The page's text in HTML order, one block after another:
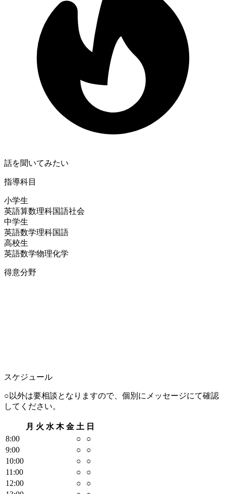
話を聞いてみたい
指導科目
小学生
英語算数理科国語社会
中学生
英語数学理科国語
高校生
英語数学物理化学
得意分野
スケジュール
○以外は要相談となりますので、個別にメッセージにて確認
してください。
月 火 水 木 金 土 日
8:00 ○
○
9:00 ○
○
10:00 ○
○
11 :00 ○
○
12:00 ○
○